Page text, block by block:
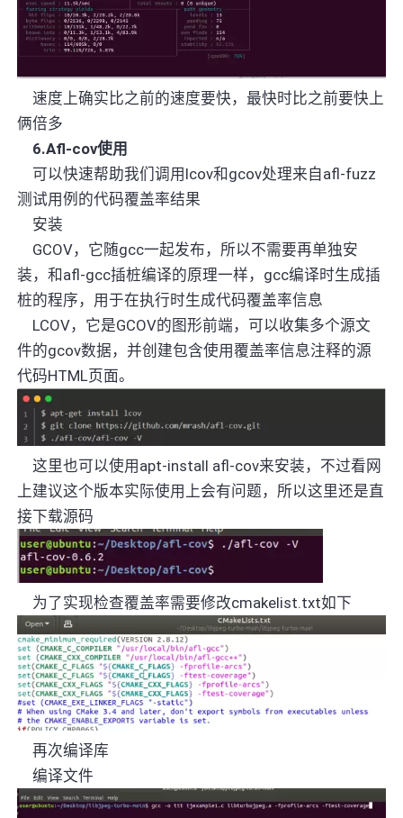
速度上确实比之前的速度要快，最快时比之前要快上
俩倍多
6.Afl-cov使用
可以快速帮助我们调用 lcov和 gcov处理来自afl-fuzz
测试用例的代码覆盖率结果
安装
GCOV，它随gcc一起发布，所以不需要再单独安
装，和 afl-gcc插桩编译的原理一样， gcc编译时生成插
桩的程序，用于在执行时生成代码覆盖率信息
LCOV，它是GCOV的图形前端，可以收集多个源文
件的gcov数据，并创建包含使用覆盖率信息注释的源
代码HTML页面。
这里也可以使用 apt-install afl-cov来安装，不过看网
上建议这个版本实际使用上会有问题，所以这里还是直
接下载源码
为了实现检查覆盖率需要修改cmakelist.txt如下
再次编译库
编译文件